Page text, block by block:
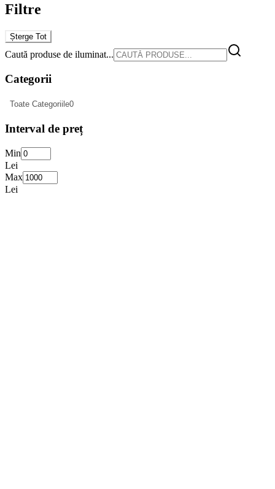
Filtre
Șterge Tot
Caută produse de iluminat...
Categorii
Toate Categoriile0
Interval de preț
Min
Lei
Max
Lei